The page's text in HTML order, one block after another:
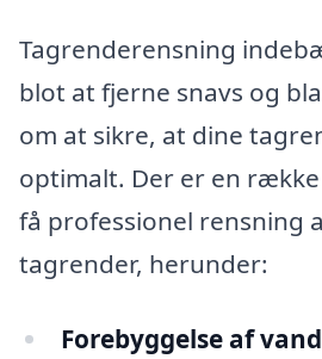
Tagrenderensning
blot at fjerne snavs og
om at sikre, at dine
optimalt. Der er en
få professionel rensning
tagrender, herunder:
Forebyggelse af